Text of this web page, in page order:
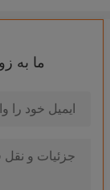
ما به
برنج عتیقه
ابزارهای فولاد ضد زنگ ضد زنگ